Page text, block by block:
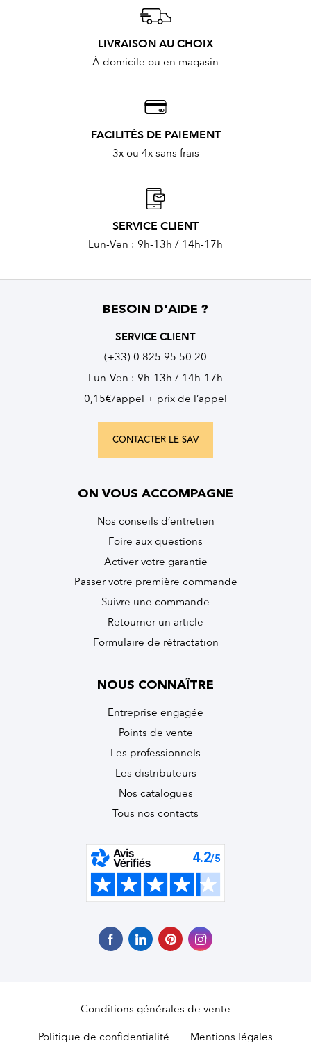
LIVRAISON AU CHOIX
À domicile ou en magasin
FACILITÉS DE PAIEMENT
3x ou 4x sans frais
SERVICE CLIENT
Lun-Ven : 9h-13h / 14h-17h
BESOIN D'AIDE ?
SERVICE CLIENT
(+33) 0 825 95 50 20
Lun-Ven : 9h-13h / 14h-17h
0,15€/appel + prix de l’appel
CONTACTER LE SAV
ON VOUS ACCOMPAGNE
Nos conseils d’entretien
Foire aux questions
Activer votre garantie
Passer votre première commande
Suivre une commande
Retourner un article
Formulaire de rétractation
NOUS CONNAÎTRE
Entreprise engagée
Points de vente
Les professionnels
Les distributeurs
Nos catalogues
Tous nos contacts
Conditions générales de vente
Politique de confidentialité Mentions légales